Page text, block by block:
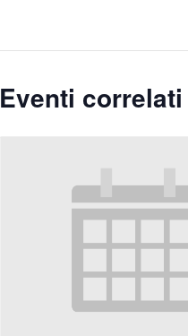
Eventi correlati